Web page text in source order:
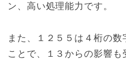
ン、高い処理能力です。
また、１２５５は４桁の
ことで、１３からの影響も